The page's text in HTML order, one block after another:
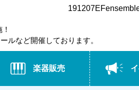
ルなど開催しております。
楽器販売